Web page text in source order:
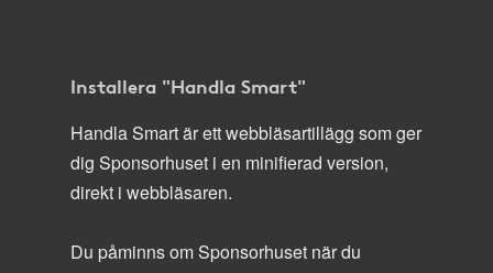
Installera "Handla Smart"
Handla Smart är ett webbläsartillägg som ger
dig Sponsorhuset i en minifierad version,
direkt i webbläsaren.
Du påminns om Sponsorhuset när du